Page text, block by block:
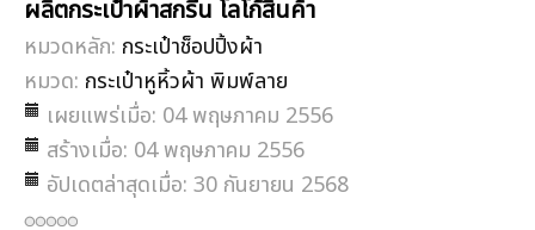
ผลิตกระเป๋าผ้าสกรีน โลโก้สินค้า
หมวดหลัก: กระเป๋าช็อปปิ้งผ้า
หมวด: กระเป๋าหูหิ้วผ้า พิมพ์ลาย
เผยแพร่เมื่อ: 04 พฤษภาคม 2556
สร้างเมื่อ: 04 พฤษภาคม 2556
อัปเดตล่าสุดเมื่อ: 30 กันยายน 2568